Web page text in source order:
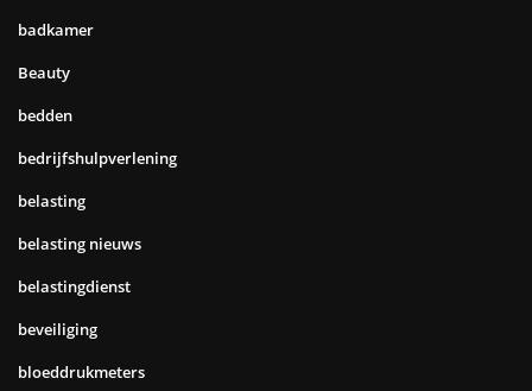
badkamer
Beauty
bedden
bedrijfshulpverlening
belasting
belasting nieuws
belastingdienst
beveiliging
bloeddrukmeters